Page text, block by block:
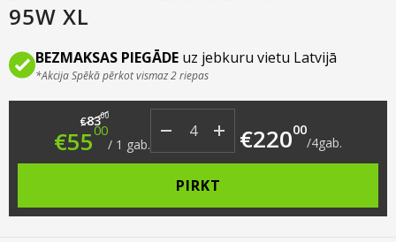
95W XL
BEZMAKSAS PIEGĀDE uz jebkuru vietu Latvijā
*Akcija Spēkā pērkot vismaz 2 riepas
€8300 Original price was: €83.00.
€5500 Current price is: €55.00.
/ 1 gab. €22000
/4gab.
PIRKT